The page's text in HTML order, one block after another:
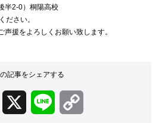
半2-0）桐陽高校
ださい。
援をよろしくお願い致します。
記事をシェアする
Facebook Line